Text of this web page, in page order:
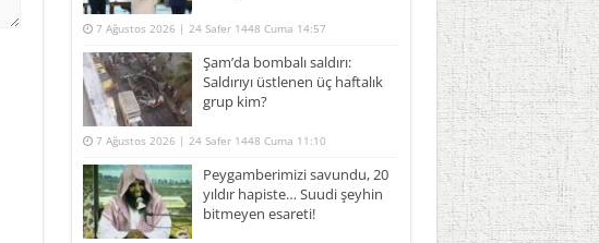
7 Ağustos 2026 | 24 Safer 1448 Cuma 14:57
Şam’da bombalı saldırı:
Saldırıyı üstlenen üç haftalık
grup kim?
7 Ağustos 2026 | 24 Safer 1448 Cuma 11:10
Peygamberimizi savundu, 20
yıldır hapiste… Suudi şeyhin
bitmeyen esareti!